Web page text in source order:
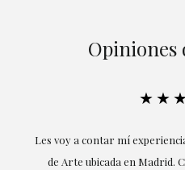
Opiniones
Les voy a contar mí
de Arte ubicada en Madrid.